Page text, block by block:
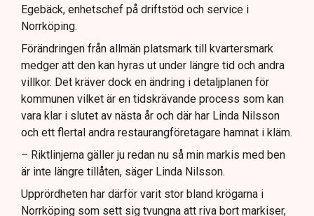
Egebäck, enhetschef på driftstöd och service i
Norrköping.
Förändringen från allmän platsmark till kvartersmark
medger att den kan hyras ut under längre tid och andra
villkor. Det kräver dock en ändring i detaljplanen för
kommunen vilket är en tidskrävande process som kan
vara klar i slutet av nästa år och där har Linda Nilsson
och ett flertal andra restaurangföretagare hamnat i kläm.
– Riktlinjerna gäller ju redan nu så min markis med ben
är inte längre tillåten, säger Linda Nilsson.
Upprördheten har därför varit stor bland krögarna i
Norrköping som sett sig tvungna att riva bort markiser,